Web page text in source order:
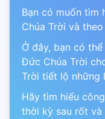
Bạn có muốn tìm
Chúa Trời và
Ở đây, bạn có
Đức Chúa Trời
Trời tiết lộ những
Hãy tìm hiểu
thời kỳ sau rốt